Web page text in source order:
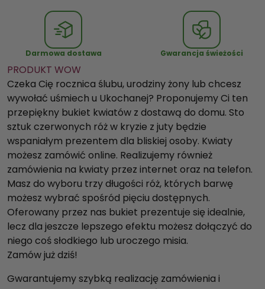
0
R
ó
ż
w
k
r
y
z
i
e
Darmowa dostawa Gwarancja świeżości
PRODUKT WOW
Czeka Cię rocznica ślubu, urodziny żony lub chcesz
wywołać uśmiech u Ukochanej? Proponujemy Ci ten
przepiękny bukiet kwiatów z dostawą do domu. Sto
sztuk czerwonych róż w kryzie z juty będzie
wspaniałym prezentem dla bliskiej osoby. Kwiaty
możesz zamówić online. Realizujemy również
zamówienia na kwiaty przez internet oraz na telefon.
Masz do wyboru trzy długości róż, których barwę
możesz wybrać spośród pięciu dostępnych.
Oferowany przez nas bukiet prezentuje się idealnie,
lecz dla jeszcze lepszego efektu możesz dołączyć do
niego coś słodkiego lub uroczego misia.
Zamów już dziś!
Gwarantujemy szybką realizację zamówienia i